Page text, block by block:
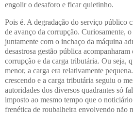
engolir o desaforo e ficar quietinho.
Pois é. A degradação do serviço público
de avanço da corrupção. Curiosamente,
juntamente com o inchaço da máquina
desastrosa gestão pública acompanharam
corrupção e da carga tributária. Ou seja,
menor, a carga era relativamente
crescendo e a carga tributária seguiu o
autoridades dos diversos quadrantes só
imposto ao mesmo tempo que o
frenética de roubalheira envolvendo não